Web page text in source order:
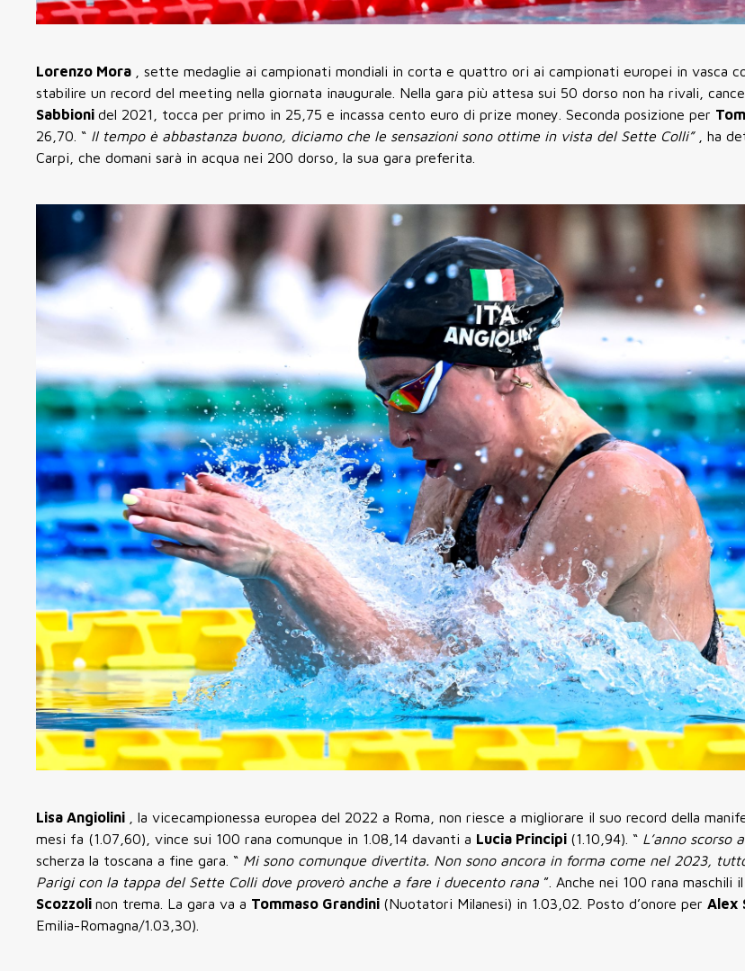
Lorenzo Mora
, sette medaglie ai campionati mondiali in corta e quattro ori ai campionati europei in vasca
stabilire un record del meeting nella giornata inaugurale. Nella gara più attesa sui 50 dorso non ha rivali,
Sabbioni del 2021, tocca per primo in 25,75 e incassa cento euro di prize money. Seconda posizione per
26,70. “ Il tempo è abbastanza buono, diciamo che le sensazioni sono ottime in vista del Sette Colli”
, ha
Carpi, che domani sarà in acqua nei 200 dorso, la sua gara preferita.
Lisa Angiolini
, la vicecampionessa europea del 2022 a Roma, non riesce a migliorare il suo record della
mesi fa (1.07,60), vince sui 100 rana comunque in 1.08,14 davanti a Lucia Principi (1.10,94). “ L’anno scorso
scherza la toscana a fine gara. “ Mi sono comunque divertita. Non sono ancora in forma come nel 2023,
Parigi con la tappa del Sette Colli dove proverò anche a fare i duecento rana ”. Anche nei 100 rana maschili
Scozzoli non trema. La gara va a Tommaso Grandini (Nuotatori Milanesi) in 1.03,02. Posto d’onore per Alex
Emilia-Romagna/1.03,30).